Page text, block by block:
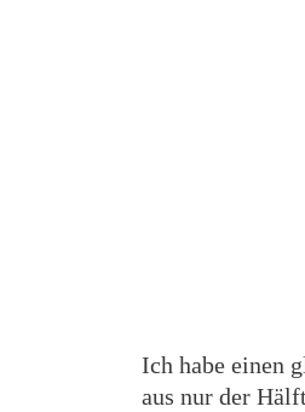
Ich habe einen
aus nur der